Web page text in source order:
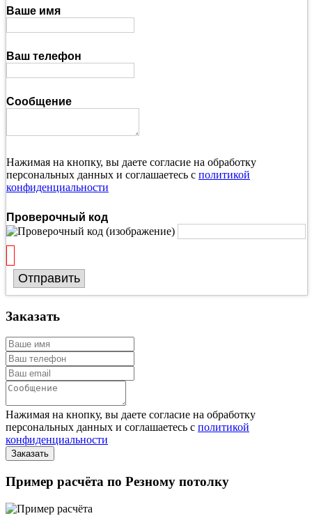
Ваше имя
Ваш телефон
Сообщение
Нажимая на кнопку, вы даете согласие на обработку
персональных данных и соглашаетесь с политикой
конфиденциальности
Проверочный код
Отправить
Заказать
Нажимая на кнопку, вы даете согласие на обработку
персональных данных и соглашаетесь с политикой
конфиденциальности
Пример расчёта по Резному потолку